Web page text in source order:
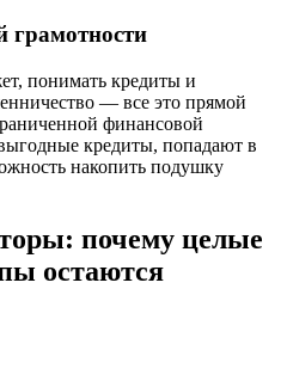
грамотности
понимать кредиты и
— все это прямой
финансовой
кредиты, попадают в
накопить подушку
почему целые
остаются